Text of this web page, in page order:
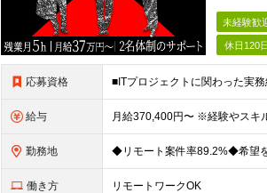
未経験歓
休日120日
応募資格
給与
勤務地
働き方 リモートワークOK